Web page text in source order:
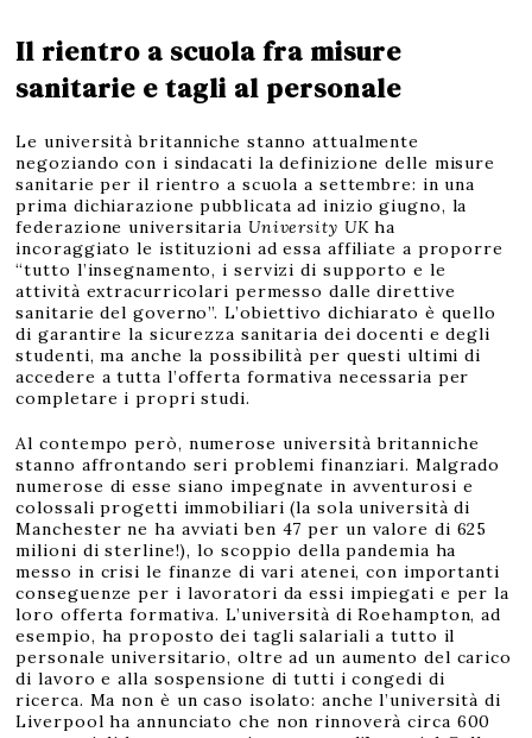
Il rientro a scuola fra misure
sanitarie e tagli al personale
Le università britanniche stanno attualmente
negoziando con i sindacati la definizione delle misure
sanitarie per il rientro a scuola a settembre: in una
prima dichiarazione pubblicata ad inizio giugno, la
federazione universitaria University UKha
incoraggiato le istituzioni ad essa affiliate a proporre
“tutto l’insegnamento, i servizi di supporto e le
attività extracurricolari permesso dalle direttive
sanitarie del governo”. L’obiettivo dichiarato è quello
di garantire la sicurezza sanitaria dei docenti e degli
studenti, ma anche la possibilità per questi ultimi di
accedere a tutta l’offerta formativa necessaria per
completare i propri studi.
Al contempo però, numerose università britanniche
stanno affrontando seri problemi finanziari. Malgrado
numerose di esse siano impegnate in avventurosi e
colossali progetti immobiliari (la sola università di
Manchester ne ha avviati ben 47 per un valore di 625
milioni di sterline!), lo scoppio della pandemia ha
messo in crisi le finanze di vari atenei, con importanti
conseguenze per i lavoratori da essi impiegati e per la
loro offerta formativa. L’università di Roehampton, ad
esempio, ha proposto dei tagli salariali a tutto il
personale universitario, oltre ad un aumento del carico
di lavoro e alla sospensione di tutti i congedi di
ricerca. Ma non è un caso isolato: anche l’università di
Liverpool ha annunciato che non rinnoverà circa 600